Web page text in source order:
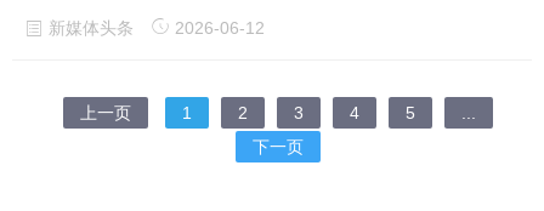
新媒体头条 2026-06-12
上一页 1 2 3 4 5
下一页